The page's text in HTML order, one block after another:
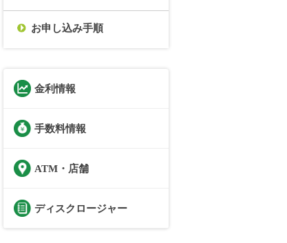
お申し込み手順
金利情報
手数料情報
ATM・店舗
ディスクロージャー